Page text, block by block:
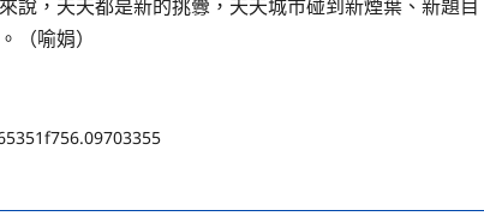
說，天天都是新的挑釁，天天城市碰到新煙葉、新題
（喻娟）